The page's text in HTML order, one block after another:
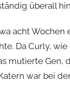
überall
acht
Da Curly,
mutierte Gen,
war bei